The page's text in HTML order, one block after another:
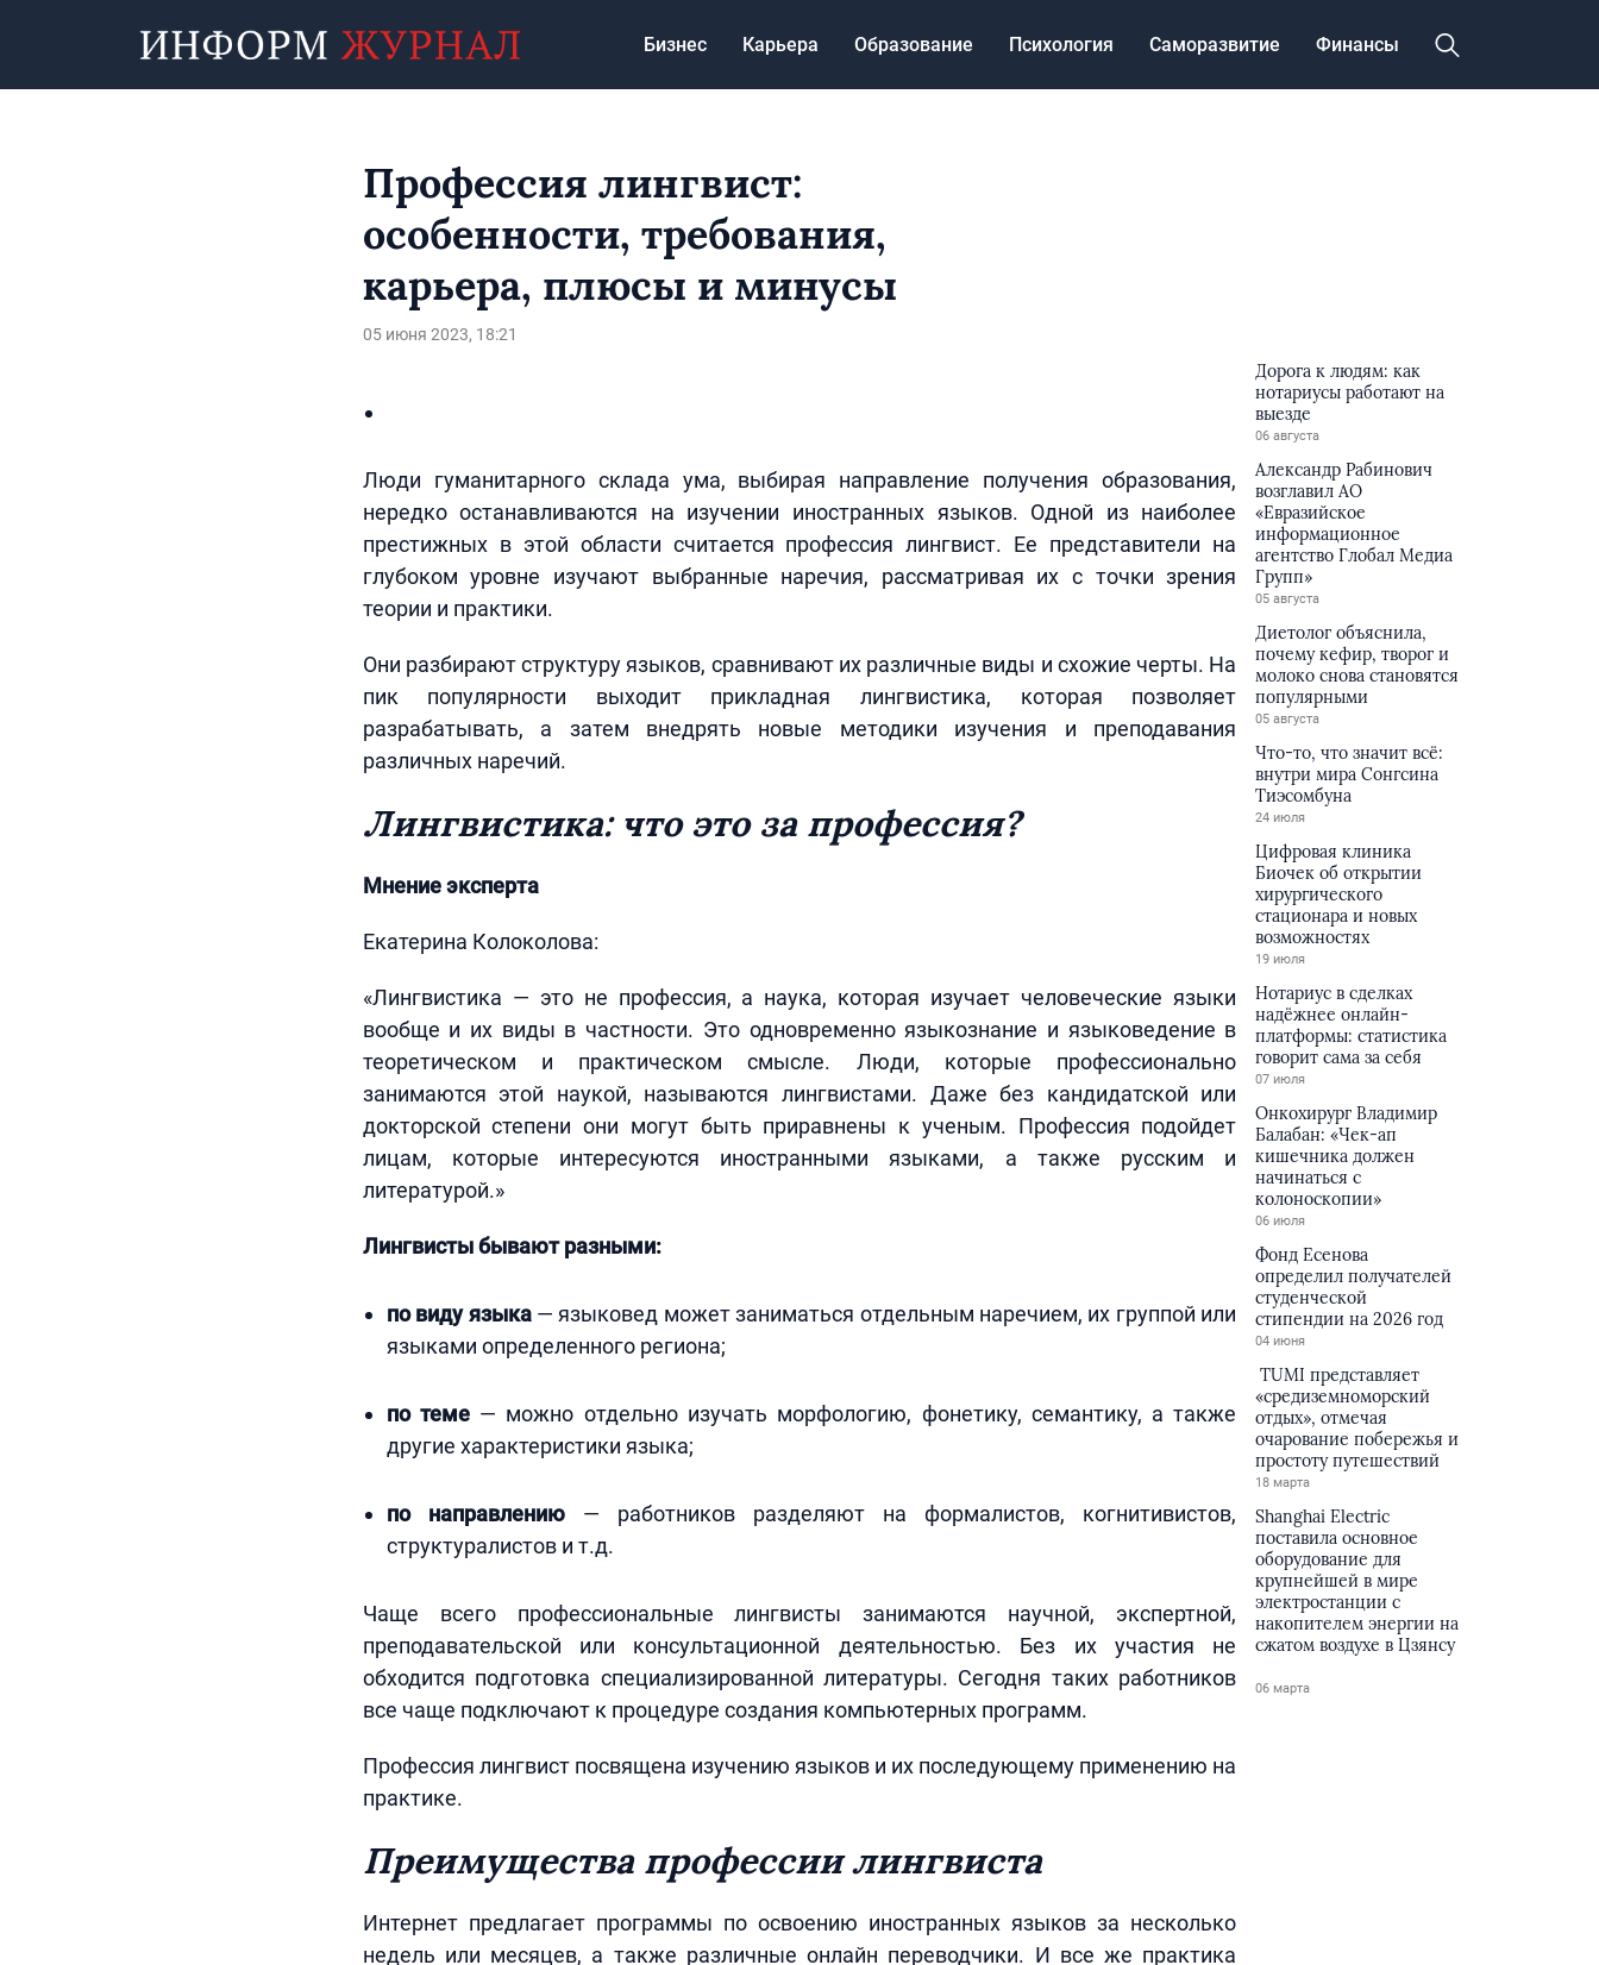
Бизнес Карьера Образование Психология Саморазвитие Финансы
Профессия лингвист:
особенности, требования,
карьера, плюсы и минусы
05 июня 2023, 18:21
Люди гуманитарного склада ума, выбирая направление получения образования,
нередко останавливаются на изучении иностранных языков. Одной из наиболее
престижных в этой области считается профессия лингвист. Ее представители на
глубоком уровне изучают выбранные наречия, рассматривая их с точки зрения
теории и практики.
Они разбирают структуру языков, сравнивают их различные виды и схожие черты. На
пик популярности выходит прикладная лингвистика, которая позволяет
разрабатывать, а затем внедрять новые методики изучения и преподавания
различных наречий.
Лингвистика: что это за профессия?
Мнение эксперта
Екатерина Колоколова:
«Лингвистика — это не профессия, а наука, которая изучает человеческие языки
вообще и их виды в частности. Это одновременно языкознание и языковедение в
теоретическом и практическом смысле. Люди, которые профессионально
занимаются этой наукой, называются лингвистами. Даже без кандидатской или
докторской степени они могут быть приравнены к ученым. Профессия подойдет
лицам, которые интересуются иностранными языками, а также русским и
литературой.»
Лингвисты бывают разными:
по виду языка— языковед может заниматься отдельным наречием, их группой или
языками определенного региона;
по теме— можно отдельно изучать морфологию, фонетику, семантику, а также
другие характеристики языка;
по направлению— работников разделяют на формалистов, когнитивистов,
структуралистов и т.д.
Чаще всего профессиональные лингвисты занимаются научной, экспертной,
преподавательской или консультационной деятельностью. Без их участия не
обходится подготовка специализированной литературы. Сегодня таких работников
все чаще подключают к процедуре создания компьютерных программ.
Профессия лингвист посвящена изучению языков и их последующему применению на
практике.
Преимущества профессии лингвиста
Интернет предлагает программы по освоению иностранных языков за несколько
недель или месяцев, а также различные онлайн переводчики. И все же практика
Дорога к людям: как
нотариусы работают на
выезде
06 августа
Александр Рабинович
возглавил АО
«Евразийское
информационное
агентство Глобал Медиа
Групп»
05 августа
Диетолог объяснила,
почему кефир, творог и
молоко снова становятся
популярными
05 августа
Что-то, что значит всё:
внутри мира Сонгсина
Тиэсомбуна
24 июля
Цифровая клиника
Биочек об открытии
хирургического
стационара и новых
возможностях
19 июля
Нотариус в сделках
надёжнее онлайн-
платформы: статистика
говорит сама за себя
07 июля
Онкохирург Владимир
Балабан: «Чек-ап
кишечника должен
начинаться с
колоноскопии»
06 июля
Фонд Есенова
определил получателей
студенческой
стипендии на 2026 год
04 июня
TUMI представляет
«средиземноморский
отдых», отмечая
очарование побережья и
простоту путешествий
18 марта
Shanghai Electric
поставила основное
оборудование для
крупнейшей в мире
электростанции с
накопителем энергии на
сжатом воздухе в Цзянсу
06 марта